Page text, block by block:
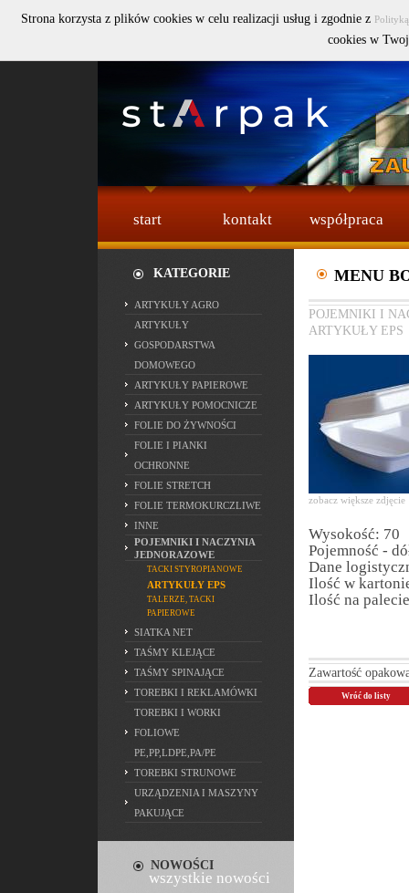
Szukaj :
start kontakt współpraca
KATEGORIE
ARTYKUŁY AGRO
ARTYKUŁY
GOSPODARSTWA
DOMOWEGO
ARTYKUŁY PAPIEROWE
ARTYKUŁY POMOCNICZE
FOLIE DO ŻYWNOŚCI
FOLIE I PIANKI
OCHRONNE
FOLIE STRETCH
FOLIE TERMOKURCZLIWE
INNE
POJEMNIKI I NACZYNIA
JEDNORAZOWE
TACKI STYROPIANOWE
ARTYKUŁY EPS
TALERZE, TACKI
PAPIEROWE
SIATKA NET
TAŚMY KLEJĄCE
TAŚMY SPINAJĄCE
TOREBKI I REKLAMÓWKI
TOREBKI I WORKI
FOLIOWE
PE,PP,LDPE,PA/PE
TOREBKI STRUNOWE
URZĄDZENIA I MASZYNY
PAKUJĄCE
NOWOŚCI
wszystkie nowości
MENU
POJEMNIKI I
ARTYKUŁY EPS
zobacz większe zdjęcie
Wysokość: 70
Pojemność -
Dane
Ilość w
Ilość na
Zawartość
Wróć do listy
Strona korzysta z plików cookies w celu realizacji usług i zgodnie z
cookies w